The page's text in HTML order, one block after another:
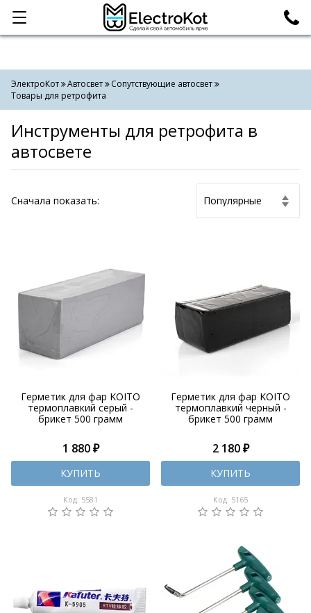
Категории Поиск
ЭлектроКот Автосвет
Сопутствующие автосвет
Товары для ретрофита
Инструменты для ретрофита в
автосвете
Cначала показать:
Герметик для фар KOITO
термоплавкий серый -
брикет 500 грамм
1 880 ₽
КУПИТЬ
Код: 5581
Герметик для фар KOITO
термоплавкий черный -
брикет 500 грамм
2 180 ₽
КУПИТЬ
Код: 5165